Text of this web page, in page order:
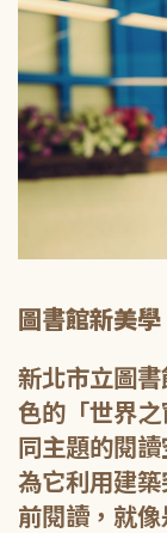
圖書館新美學
新北市立圖
色的「世界
同主題的閱
為它利用建
前閱讀，就